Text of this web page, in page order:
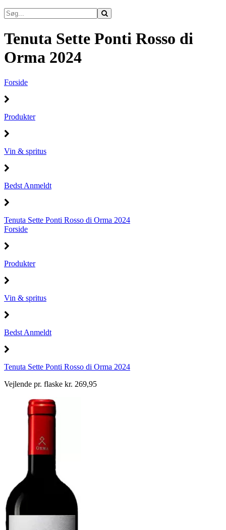
Tenuta Sette Ponti Rosso di
Orma 2024
Forside
Produkter
Vin & spritus
Bedst Anmeldt
Tenuta Sette Ponti Rosso di Orma 2024
Forside
Produkter
Vin & spritus
Bedst Anmeldt
Tenuta Sette Ponti Rosso di Orma 2024
Vejlende pr. flaske kr. 269,95